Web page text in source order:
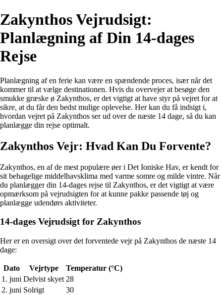
Zakynthos Vejrudsigt:
Planlægning af Din 14-dages
Rejse
Planlægning af en ferie kan være en spændende proces, især når det
kommer til at vælge destinationen. Hvis du overvejer at besøge den
smukke græske ø Zakynthos, er det vigtigt at have styr på vejret for at
sikre, at du får den bedst mulige oplevelse. Her kan du få indsigt i,
hvordan vejret på Zakynthos ser ud over de næste 14 dage, så du kan
planlægge din rejse optimalt.
Zakynthos Vejr: Hvad Kan Du Forvente?
Zakynthos, en af de mest populære øer i Det Ioniske Hav, er kendt for
sit behagelige middelhavsklima med varme somre og milde vintre. Når
du planlægger din 14-dages rejse til Zakynthos, er det vigtigt at være
opmærksom på vejrudsigten for at kunne pakke passende tøj og
planlægge udendørs aktiviteter.
14-dages Vejrudsigt for Zakynthos
Her er en oversigt over det forventede vejr på Zakynthos de næste 14
dage:
Dato Vejrtype
Temperatur (°C)
1. juni Delvist skyet 28
2. juni Solrigt
30